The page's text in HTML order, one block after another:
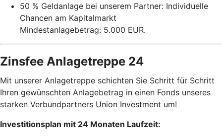
50 % Geldanlage bei unserem Partner: Individuelle
Chancen am Kapitalmarkt
Mindestanlagebetrag: 5.000 EUR.
Zinsfee Anlagetreppe 24
Mit unserer Anlagetreppe schichten Sie Schritt für Schritt
Ihren gewünschten Anlagebetrag in einen Fonds unseres
starken Verbundpartners Union Investment um!
Investitionsplan mit 24 Monaten Laufzeit: